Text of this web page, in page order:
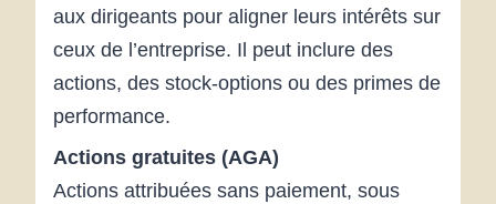
aux dirigeants pour aligner leurs intérêts sur
ceux de l’entreprise. Il peut inclure des
actions, des stock-options ou des primes de
performance.
Actions gratuites (AGA)
Actions attribuées sans paiement, sous